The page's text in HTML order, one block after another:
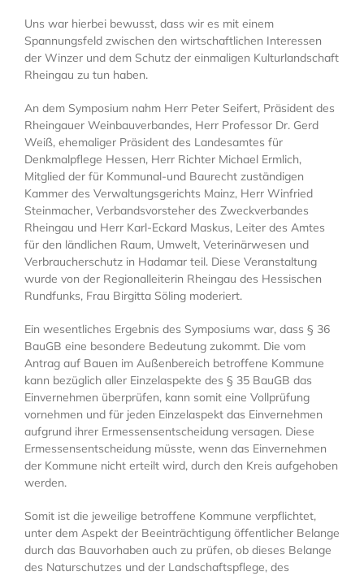
Uns war hierbei bewusst, dass wir es mit einem
Spannungsfeld zwischen den wirtschaftlichen Interessen
der Winzer und dem Schutz der einmaligen Kulturlandschaft
Rheingau zu tun haben.
An dem Symposium nahm Herr Peter Seifert, Präsident des
Rheingauer Weinbauverbandes, Herr Professor Dr. Gerd
Weiß, ehemaliger Präsident des Landesamtes für
Denkmalpflege Hessen, Herr Richter Michael Ermlich,
Mitglied der für Kommunal-und Baurecht zuständigen
Kammer des Verwaltungsgerichts Mainz, Herr Winfried
Steinmacher, Verbandsvorsteher des Zweckverbandes
Rheingau und Herr Karl-Eckard Maskus, Leiter des Amtes
für den ländlichen Raum, Umwelt, Veterinärwesen und
Verbraucherschutz in Hadamar teil. Diese Veranstaltung
wurde von der Regionalleiterin Rheingau des Hessischen
Rundfunks, Frau Birgitta Söling moderiert.
Ein wesentliches Ergebnis des Symposiums war, dass § 36
BauGB eine besondere Bedeutung zukommt. Die vom
Antrag auf Bauen im Außenbereich betroffene Kommune
kann bezüglich aller Einzelaspekte des § 35 BauGB das
Einvernehmen überprüfen, kann somit eine Vollprüfung
vornehmen und für jeden Einzelaspekt das Einvernehmen
aufgrund ihrer Ermessensentscheidung versagen. Diese
Ermessensentscheidung müsste, wenn das Einvernehmen
der Kommune nicht erteilt wird, durch den Kreis aufgehoben
werden.
Somit ist die jeweilige betroffene Kommune verpflichtet,
unter dem Aspekt der Beeinträchtigung öffentlicher Belange
durch das Bauvorhaben auch zu prüfen, ob dieses Belange
des Naturschutzes und der Landschaftspflege, des